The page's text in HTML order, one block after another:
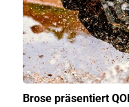
Brose präsentiert